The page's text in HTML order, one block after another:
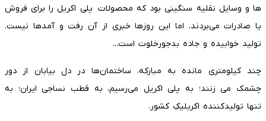
ها و وسایل نقلیه سنگینی بود که محصولات پلی اکریل را برای فروش
یا صادرات می‌بردند، اما این روزها خبری از آن رفت و آمدها نیست.
تولید خوابیده و جاده بدجورخلوت است...
چند کیلومتری مانده به مبارکه، ساختمان‌ها در دل بیابان از دور
چشمک می زنند؛ به پلی اکریل می‌رسیم، به قطب نساجی ایران؛ به
تنها تولیدکننده اکریلیکِ کشور.